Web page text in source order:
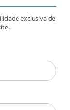
exclusiva de